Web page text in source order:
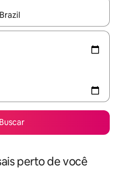
disponíveis, explore-os
Buscar
perto de você